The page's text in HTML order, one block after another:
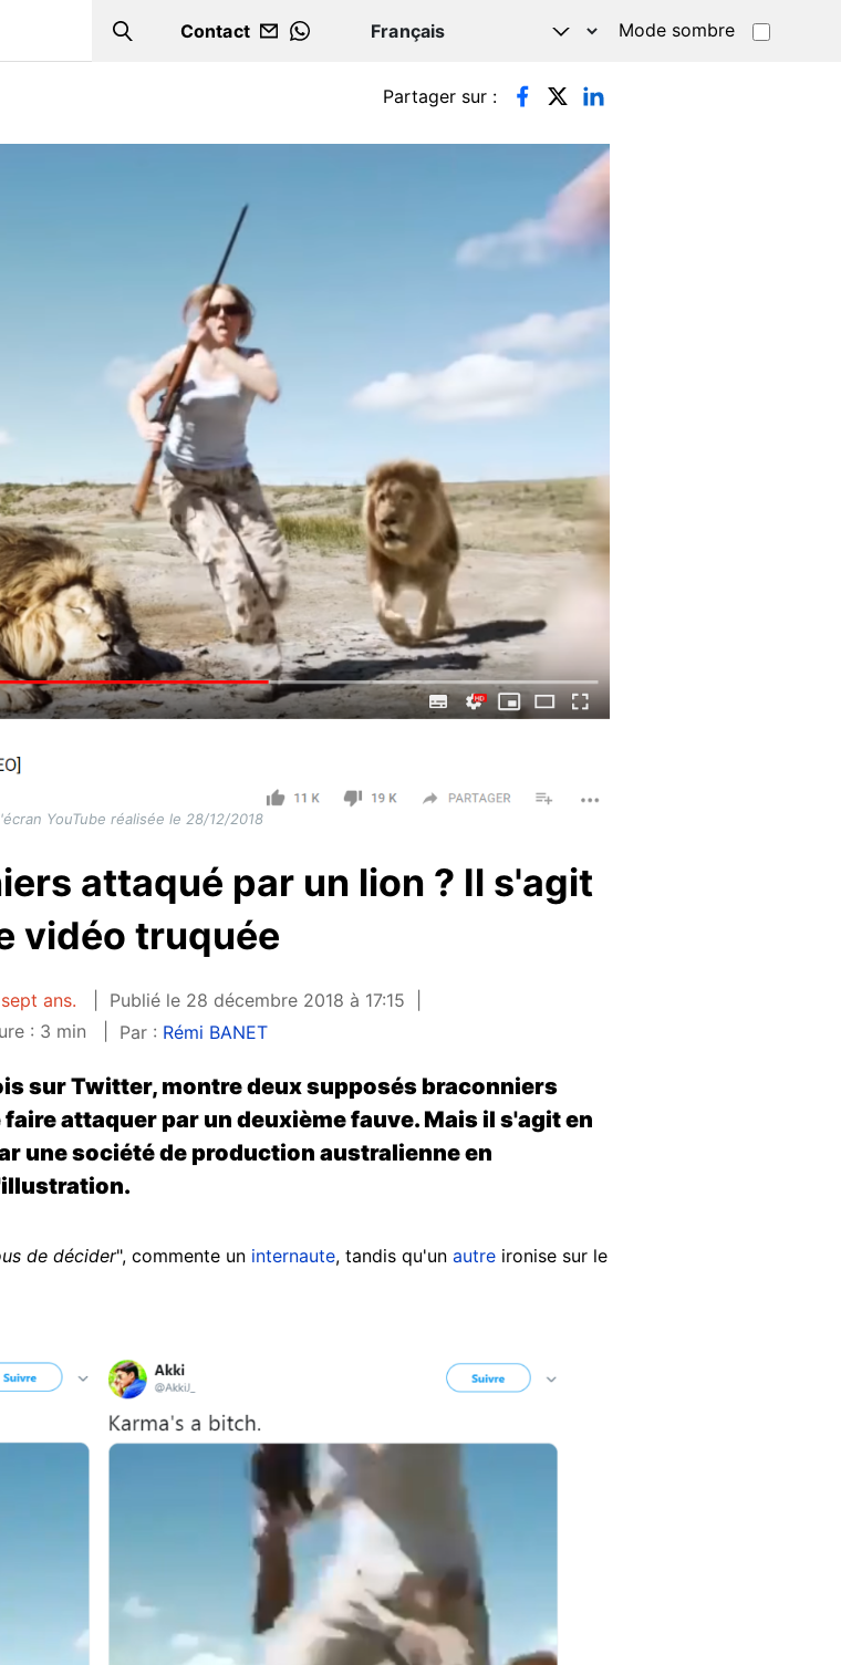
Search
Contact
WHATSAPP
Mode sombre
Partager sur :
YouTube réalisée le 28/12/2018
attaqué par un lion ? Il s'agit
vidéo truquée
ans.
Publié le 28 décembre 2018 à 17:15
: 3 min
Par : Rémi BANET
sur Twitter, montre deux supposés braconniers
attaquer par un deuxième fauve. Mais il s'agit en
une société de production australienne en
de décider", commente un internaute, tandis qu'un autre ironise sur le